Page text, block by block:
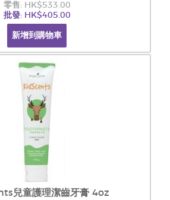
零售: HK$533.00
批發: HK$405.00
新增到購物車
兒童護理潔齒牙膏 4oz